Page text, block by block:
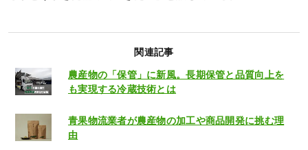
関連記事
農産物の「保管」に新風。長期保管と品質向上を
も実現する冷蔵技術とは
青果物流業者が農産物の加工や商品開発に挑む理
由